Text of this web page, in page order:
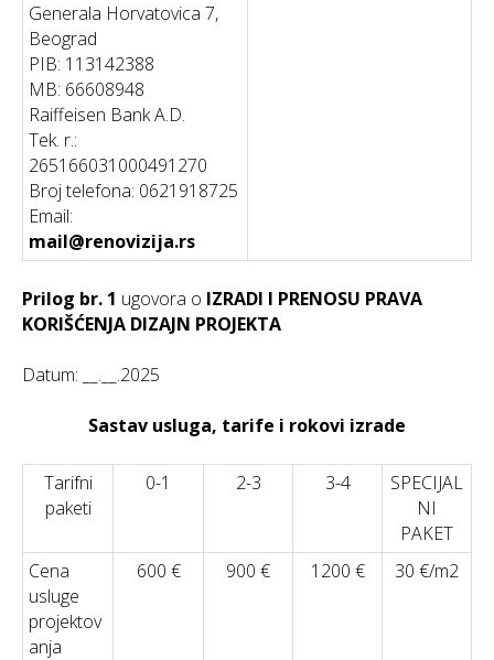
Generala Horvatovica 7,
Beograd
PIB: 113142388
MB: 66608948
Raiffeisen Bank A.D.
Tek. r.:
265166031000491270
Broj telefona: 0621918725
Email:
mail@renovizija.rs
Prilog br. 1 ugovorа o IZRADI I PRENOSU PRAVA
KORIŠĆENJA DIZAJN PROJEKTA
Datum: __.__.2025
Sastav usluga, tarife i rokovi izrade
Tarifni
paketi
0-1 2-3 3-4
SPECIJAL
NI
PAKET
Cena
usluge
projektov
anja
600 € 900 € 1200 € 30 €/m2